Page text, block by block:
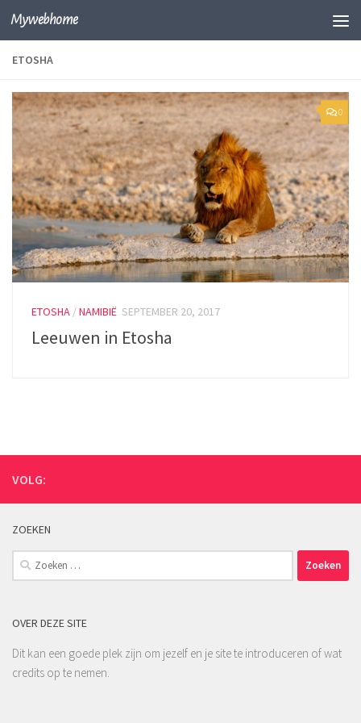
Skip to content
Mywebhome
ETOSHA
0
ETOSHA /NAMIBIË SEPTEMBER 20, 2017
Leeuwen in Etosha
VOLG:
ZOEKEN
Zoeken
naar:
OVER DEZE SITE
Dit kan een goede plek zijn om jezelf en je site te introduceren of wat
credits op te nemen.